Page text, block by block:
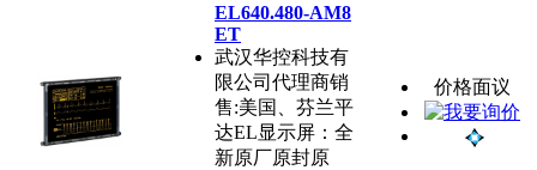
EL640.480-AM8
ET
武汉华控科技有
限公司代理商销
售:美国、芬兰平
达EL显示屏：全
新原厂原封原
价格面议